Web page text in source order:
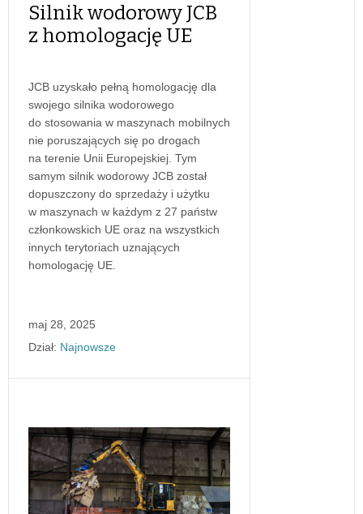
Silnik wodorowy JCB
z homologację UE
JCB uzyskało pełną homologację dla
swojego silnika wodorowego
do stosowania w maszynach mobilnych
nie poruszających się po drogach
na terenie Unii Europejskiej. Tym
samym silnik wodorowy JCB został
dopuszczony do sprzedaży i użytku
w maszynach w każdym z 27 państw
członkowskich UE oraz na wszystkich
innych terytoriach uznających
homologację UE.
maj 28, 2025
Dział: Najnowsze